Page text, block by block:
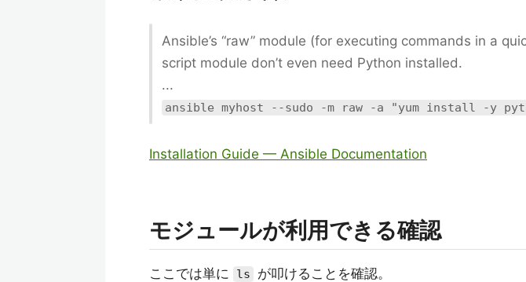
Ansible’s “raw” module (for executing commands in a
script module don’t even need Python installed.
...
ansible myhost --sudo -m raw -a "yum install -y
Installation Guide — Ansible Documentation
モジュールが利用できる確認
ここでは単に ls が叩けることを確認。